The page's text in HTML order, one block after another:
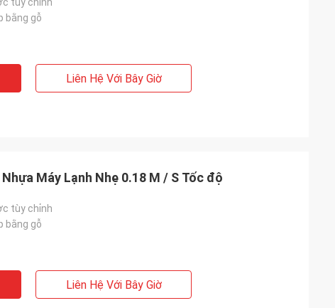
bằng gỗ
Liên Hệ Với Bây Giờ
Máy Lạnh Nhẹ 0.18 M / S Tốc độ
tùy chỉnh
bằng gỗ
Liên Hệ Với Bây Giờ